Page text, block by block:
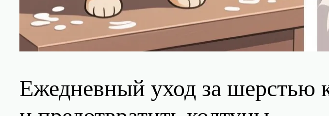
Ежедневный уход за шерстью